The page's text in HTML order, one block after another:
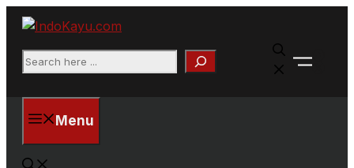
Skip
content
Search
X
Menu